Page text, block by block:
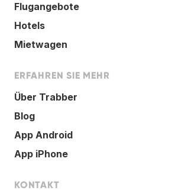
Flugangebote
Hotels
Mietwagen
ERFAHREN SIE MEHR
Über Trabber
Blog
App Android
App iPhone
KONTAKT